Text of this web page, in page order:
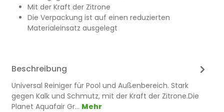
Mit der Kraft der Zitrone
Die Verpackung ist auf einen reduzierten
Materialeinsatz ausgelegt
Beschreibung
Universal Reiniger für Pool und Außenbereich. Stark
gegen Kalk und Schmutz, mit der Kraft der Zitrone.Die
Planet Aquafair Gr… Mehr